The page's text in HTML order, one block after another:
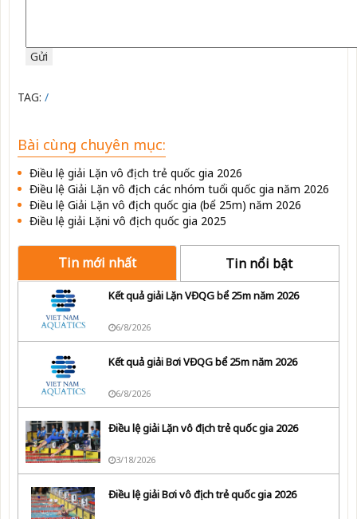
TAG: /
Bài cùng chuyên mục:
Điều lệ giải Lặn vô địch trẻ quốc gia 2026
Điều lệ Giải Lặn vô địch các nhóm tuổi quốc gia năm 2026
Điều lệ Giải Lặn vô địch quốc gia (bể 25m) năm 2026
Điều lệ giải Lặni vô địch quốc gia 2025
Tin mới nhất Tin nổi bật
Kết quả giải Lặn VĐQG bể 25m năm 2026
6/8/2026
Kết quả giải Bơi VĐQG bể 25m năm 2026
6/8/2026
Điều lệ giải Lặn vô địch trẻ quốc gia 2026
3/18/2026
Điều lệ giải Bơi vô địch trẻ quốc gia 2026